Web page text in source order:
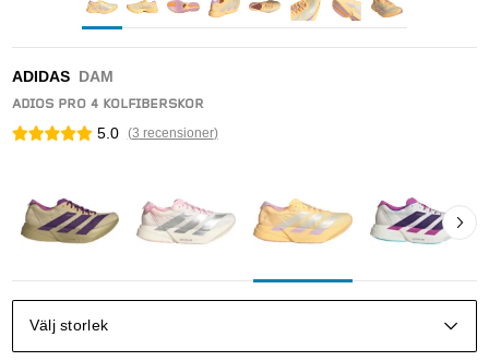
ADIDAS DAM
ADIOS PRO 4 KOLFIBERSKOR
5.0 (3 recensioner)
Välj storlek